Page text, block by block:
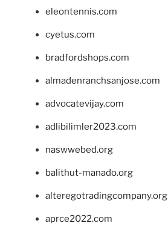
eleontennis.com
cyetus.com
bradfordshops.com
almadenranchsanjose.com
advocatevijay.com
adlibilimler2023.com
naswwebed.org
balithut-manado.org
alteregotradingcompany.org
aprce2022.com